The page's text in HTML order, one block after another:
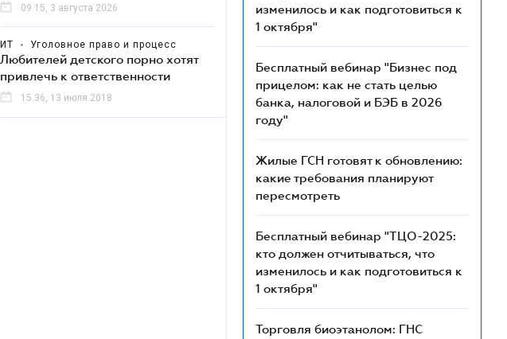
09.15, 3 августа 2026
ИТ • Уголовное право и процесс
Любителей детского порно хотят
привлечь к ответственности
15.36, 13 июля 2018
изменилось и как подготовиться к
1 октября"
Бесплатный вебинар "Бизнес под
прицелом: как не стать целью
банка, налоговой и БЭБ в 2026
году"
Жилые ГСН готовят к обновлению:
какие требования планируют
пересмотреть
Бесплатный вебинар "ТЦО-2025:
кто должен отчитываться, что
изменилось и как подготовиться к
1 октября"
Торговля биоэтанолом: ГНС